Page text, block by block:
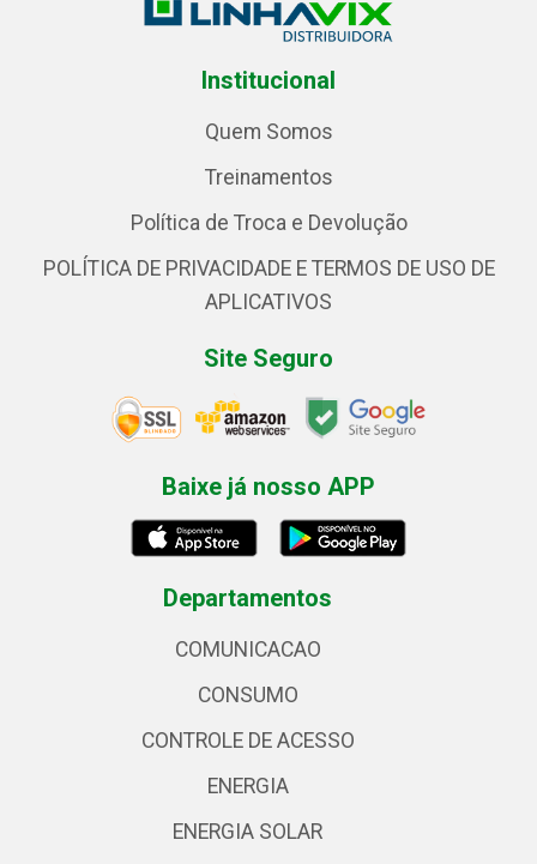
Institucional
Quem Somos
Treinamentos
Política de Troca e Devolução
POLÍTICA DE PRIVACIDADE E TERMOS DE USO DE
APLICATIVOS
Site Seguro
Baixe já nosso APP
Departamentos
COMUNICACAO
CONSUMO
CONTROLE DE ACESSO
ENERGIA
ENERGIA SOLAR